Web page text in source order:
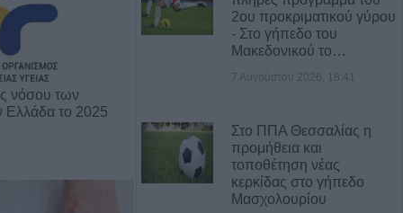
νόσου των
Ελλάδα το 2025
2ου προκριματικού γύρου
- Στο γήπεδο του
Μακεδονικού το…
7 Αυγούστου 2026, 18:41
Στο ΠΠΑ Θεσσαλίας η
προμήθεια και
τοποθέτηση νέας
κερκίδας στο γήπεδο
Μασχολουρίου